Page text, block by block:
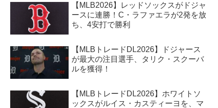
【MLB2026】レッドソックスがドジャ
ースに連勝！C・ラファエラが2発を放
ち、4安打で勝利
【MLBトレードDL2026】ドジャース
が最大の注目選手、タリク・スクーバ
ルを獲得！
【MLBトレードDL2026】ホワイトソ
ックスがルイス・カスティーヨを、マ